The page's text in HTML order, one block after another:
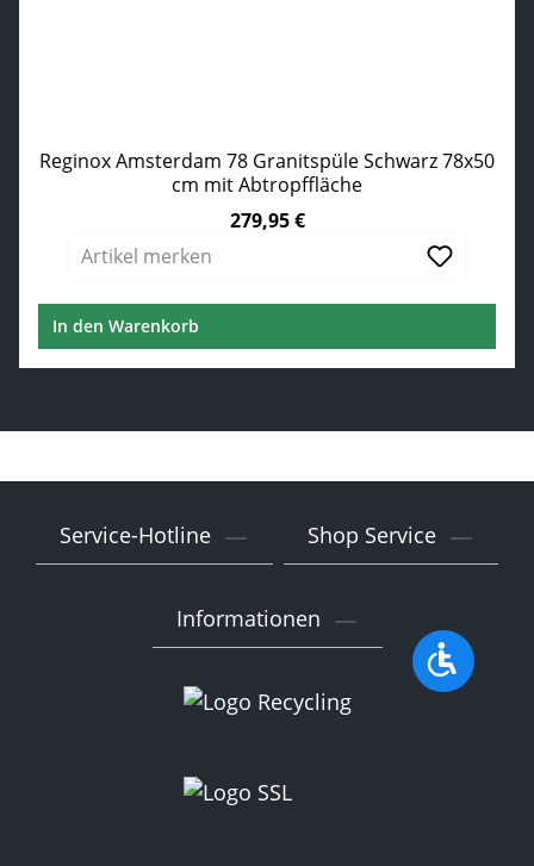
Reginox Amsterdam 78 Granitspüle Schwarz 78x50
cm mit Abtropffläche
279,95 €
Artikel merken
In den Warenkorb
Service-Hotline Shop Service
Informationen